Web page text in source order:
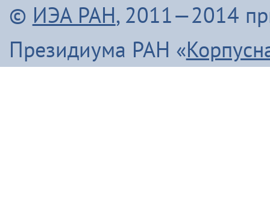
© ИЭА РАН, 2011—2014
Президиума РАН «